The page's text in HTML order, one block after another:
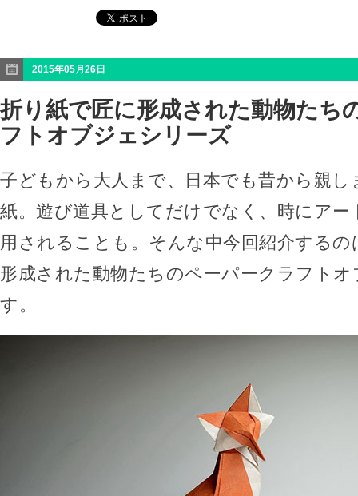
2015年05月26日
折り紙で匠に形成された動物たち
フトオブジェシリーズ
子どもから大人まで、日本でも昔から親し
紙。遊び道具としてだけでなく、時にアー
用されることも。そんな中今回紹介するの
形成された動物たちのペーパークラフト
す。